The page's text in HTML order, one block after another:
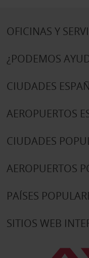
OFICINAS Y
¿PODEMOS
CIUDADES
AEROPUERTOS
CIUDADES
AEROPUERTOS
PAÍSES
SITIOS WEB